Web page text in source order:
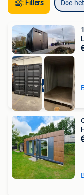
Filters Doe-
Top Service